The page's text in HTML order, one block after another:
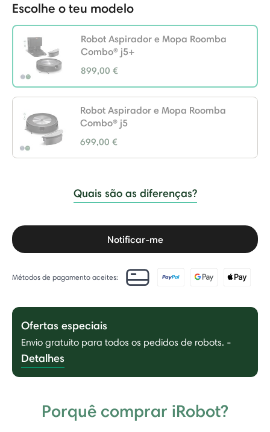
Escolhe o teu modelo
Robot Aspirador e Mopa Roomba
Combo® j5+
899,00 €
selected
Robot Aspirador e Mopa Roomba
Combo® j5
699,00 €
Quais são as diferenças?
Notificar-me
Métodos de pagamento aceites:
Ofertas especiais
Envio gratuito para todos os pedidos de robots. -
Detalhes
Porquê comprar iRobot?